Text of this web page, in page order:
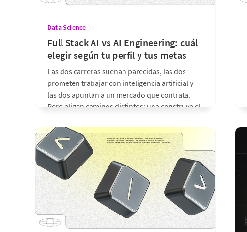
Data Science
Full Stack AI vs AI Engineering: cuál
elegir según tu perfil y tus metas
Las dos carreras suenan parecidas, las dos
prometen trabajar con inteligencia artificial y
las dos apuntan a un mercado que contrata.
Pero eligen caminos distintos: una construye el
construye los sistemas de IA que van dentro del
producto. En esta nota te
hace 17 días • 6 min de lectura